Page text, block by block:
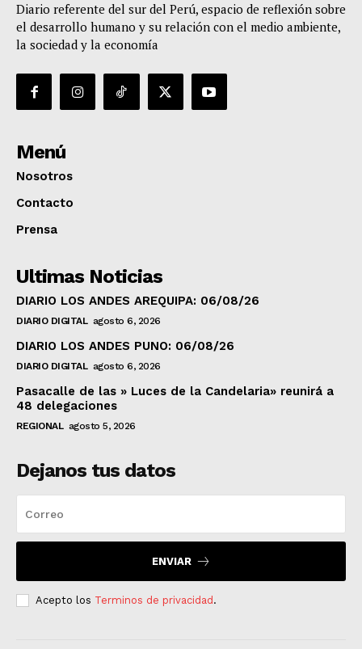
Diario referente del sur del Perú, espacio de reflexión sobre
el desarrollo humano y su relación con el medio ambiente,
la sociedad y la economía
Menú
Nosotros
Contacto
Prensa
Ultimas Noticias
DIARIO LOS ANDES AREQUIPA: 06/08/26
DIARIO DIGITAL agosto 6, 2026
DIARIO LOS ANDES PUNO: 06/08/26
DIARIO DIGITAL agosto 6, 2026
Pasacalle de las » Luces de la Candelaria» reunirá a
48 delegaciones
REGIONAL agosto 5, 2026
Dejanos tus datos
ENVIAR
Acepto los Terminos de privacidad.